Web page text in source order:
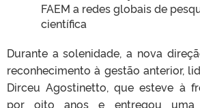
FAEM a redes globais de
científica
Durante a solenidade, a nova
reconhecimento à gestão anterior,
Dirceu Agostinetto, que esteve à
por oito anos e entregou uma